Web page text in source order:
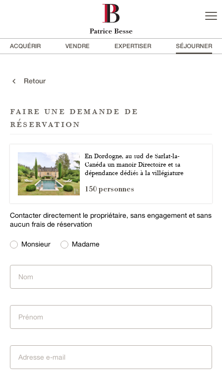
ACQUÉRIR VENDRE EXPERTISER SÉJOURNER
Retour
faire une demande de
réservation
En Dordogne, au sud de Sarlat-la-
Canéda un manoir Directoire et sa
dépendance dédiés à la villégiature
150 personnes
Contacter directement le propriétaire, sans engagement et sans
aucun frais de réservation
Monsieur Madame